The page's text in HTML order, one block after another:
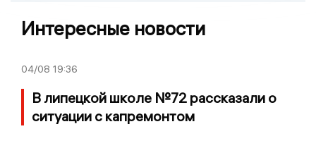
Интересные новости
04/08 19:36
В липецкой школе №72 рассказали о
ситуации с капремонтом